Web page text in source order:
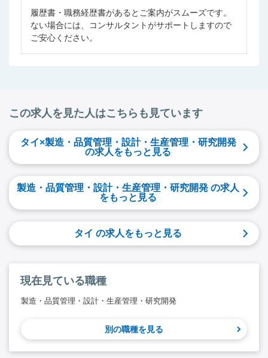
履歴書・職務経歴書があるとご案内がスムーズです。
ない場合には、コンサルタントがサポートしますので
ご安心ください。
この求人を見た人はこちらも見ています
タイ×製造・品質管理・設計・生産管理・研究開発
の求人をもっと見る
製造・品質管理・設計・生産管理・研究開発 の求人
をもっと見る
タイ の求人をもっと見る
現在見ている職種
製造・品質管理・設計・生産管理・研究開発
別の職種を見る